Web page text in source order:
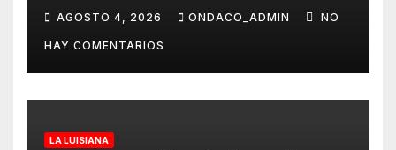
AGOSTO 4, 2026 ONDACO_ADMIN NO
HAY COMENTARIOS
LA LUISIANA